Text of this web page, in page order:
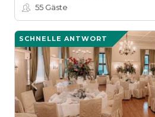
55 Gäste
SCHNELLE ANTWORT